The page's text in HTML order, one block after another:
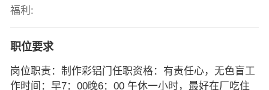
福利:
职位要求
岗位职责：制作彩铝门任职资格：有责任心，无色盲工
作时间：早7：00晚6：00 午休一小时，最好在厂吃住